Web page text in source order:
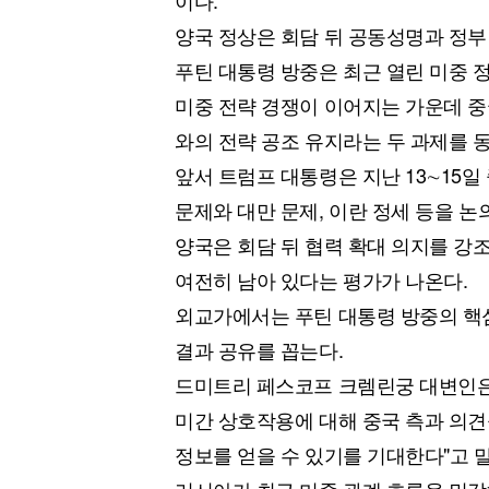
양국 정상은 회담 뒤 공동성명과 정
푸틴 대통령 방중은 최근 열린 미중
미중 전략 경쟁이 이어지는 가운데
와의 전략 공조 유지라는 두 과제를
앞서 트럼프 대통령은 지난 13∼15
문제와 대만 문제, 이란 정세 등을 논
양국은 회담 뒤 협력 확대 의지를 강
여전히 남아 있다는 평가가 나온다.
외교가에서는 푸틴 대통령 방중의
결과 공유를 꼽는다.
드미트리 페스코프 크렘린궁 대변
미간 상호작용에 대해 중국 측과 의
정보를 얻을 수 있기를 기대한다"고